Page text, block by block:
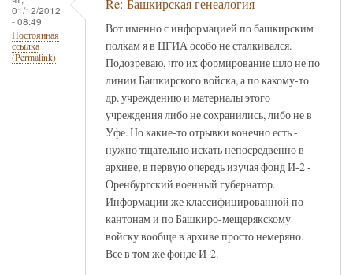
01/12/2012
- 08:49
Постоянная
ссылка
(Permalink)
Re: Башкирская генеалогия
Вот именно с информацией по башкирским
полкам я в ЦГИА особо не сталкивался.
Подозреваю, что их формирование шло не по
линии Башкирского войска, а по какому-то
др. учреждению и материалы этого
учреждения либо не сохранились, либо не в
Уфе. Но какие-то отрывки конечно есть -
нужно тщательно искать непосредвенно в
архиве, в первую очередь изучая фонд И-2 -
Оренбургский военный губернатор.
Информации же классифицированной по
кантонам и по Башкиро-мещерякскому
войску вообще в архиве просто немеряно.
Все в том же фонде И-2.